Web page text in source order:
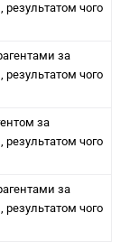
чого
за
чого
за
чого
за
чого